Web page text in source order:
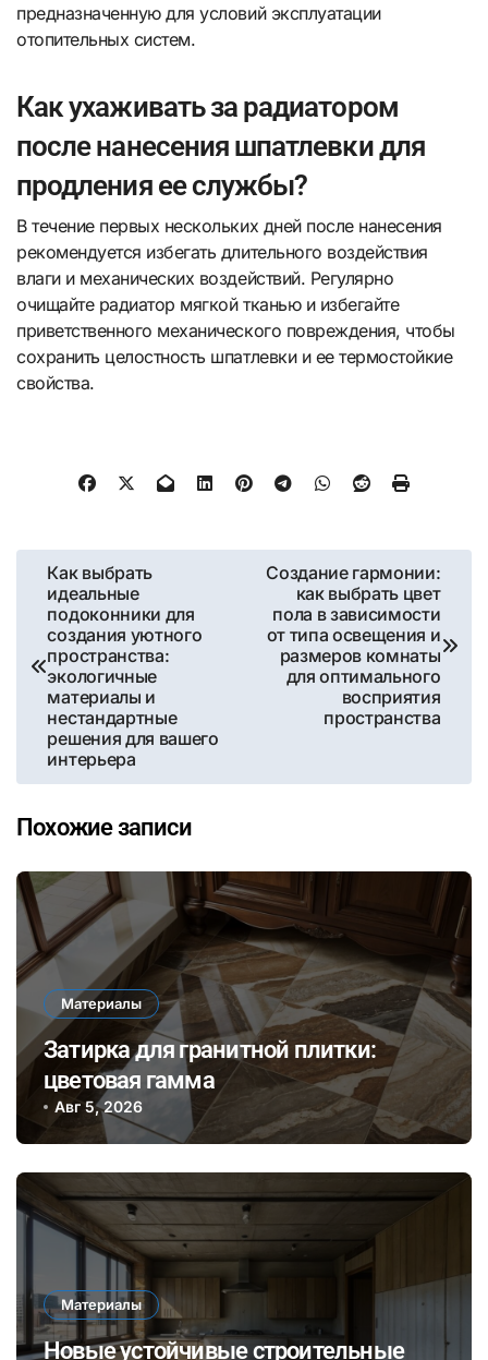
предназначенную для условий эксплуатации
отопительных систем.
Как ухаживать за радиатором
после нанесения шпатлевки для
продления ее службы?
В течение первых нескольких дней после нанесения
рекомендуется избегать длительного воздействия
влаги и механических воздействий. Регулярно
очищайте радиатор мягкой тканью и избегайте
приветственного механического повреждения, чтобы
сохранить целостность шпатлевки и ее термостойкие
свойства.
Навигация
записям
Как выбрать
идеальные
подоконники для
создания уютного
пространства:
экологичные
материалы и
нестандартные
решения для вашего
интерьера
Создание гармонии:
как выбрать цвет
пола в зависимости
от типа освещения и
размеров комнаты
для оптимального
восприятия
пространства
Похожие записи
Материалы
Затирка для гранитной плитки:
цветовая гамма
Авг 5, 2026
Материалы
Новые устойчивые строительные